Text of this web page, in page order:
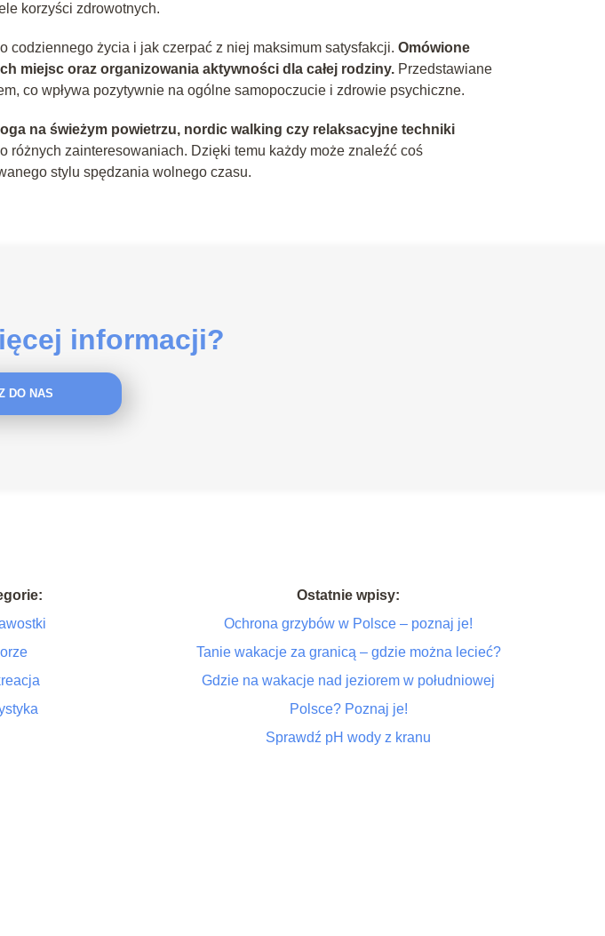
korzyści zdrowotnych.
życia i jak czerpać z niej maksimum satysfakcji. Omówione
miejsc oraz organizowania aktywności dla całej rodziny. Przedstawiane
co wpływa pozytywnie na ogólne samopoczucie i zdrowie psychiczne.
na świeżym powietrzu, nordic walking czy relaksacyjne techniki
różnych zainteresowaniach. Dzięki temu każdy może znaleźć coś
stylu spędzania wolnego czasu.
informacji?
DO NAS
Ostatnie wpisy:
Ochrona grzybów w Polsce – poznaj je!
Tanie wakacje za granicą – gdzie można lecieć?
Gdzie na wakacje nad jeziorem w południowej
Polsce? Poznaj je!
Sprawdź pH wody z kranu